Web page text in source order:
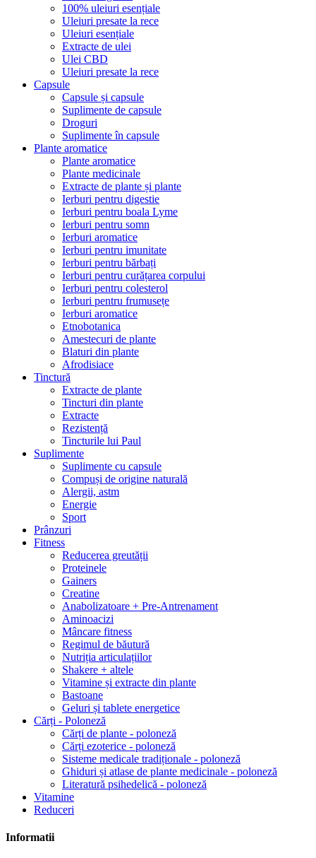
100% uleiuri esențiale
Uleiuri presate la rece
Uleiuri esențiale
Extracte de ulei
Ulei CBD
Uleiuri presate la rece
Capsule
Capsule și capsule
Suplimente de capsule
Droguri
Suplimente în capsule
Plante aromatice
Plante aromatice
Plante medicinale
Extracte de plante și plante
Ierburi pentru digestie
Ierburi pentru boala Lyme
Ierburi pentru somn
Ierburi aromatice
Ierburi pentru imunitate
Ierburi pentru bărbați
Ierburi pentru curățarea corpului
Ierburi pentru colesterol
Ierburi pentru frumusețe
Ierburi aromatice
Etnobotanica
Amestecuri de plante
Blaturi din plante
Afrodisiace
Tinctură
Extracte de plante
Tincturi din plante
Extracte
Rezistență
Tincturile lui Paul
Suplimente
Suplimente cu capsule
Compuși de origine naturală
Alergii, astm
Energie
Sport
Prânzuri
Fitness
Reducerea greutății
Proteinele
Gainers
Creatine
Anabolizatoare + Pre-Antrenament
Aminoacizi
Mâncare fitness
Regimul de băutură
Nutriția articulațiilor
Shakere + altele
Vitamine și extracte din plante
Bastoane
Geluri și tablete energetice
Cărți - Poloneză
Cărți de plante - poloneză
Cărți ezoterice - poloneză
Sisteme medicale tradiționale - poloneză
Ghiduri și atlase de plante medicinale - poloneză
Literatură psihedelică - poloneză
Vitamine
Reduceri
Informatii